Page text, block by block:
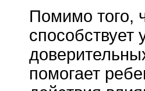
Помимо того,
способствует
помогает